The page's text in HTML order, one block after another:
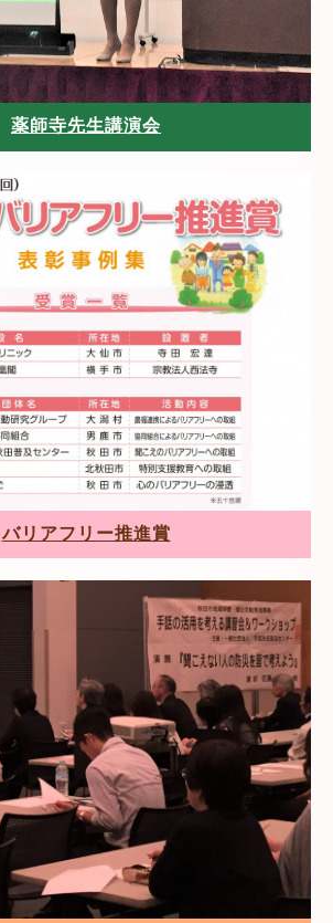
薬師寺先生講演会
バリアフリー推進賞